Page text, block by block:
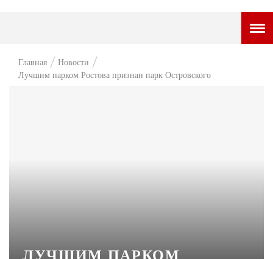
КУЛЬТ ЕДЫ
Главная
Новости
Лучшим парком Ростова признан парк Островского
ЛУЧШИМ ПАРКОМ